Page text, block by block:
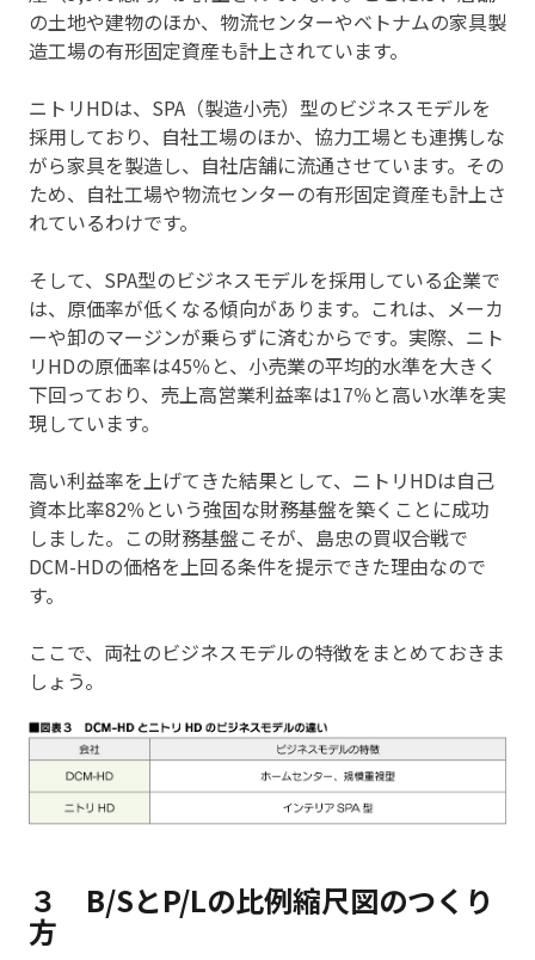
の土地や建物のほか、物流センターやベトナムの家具製
造工場の有形固定資産も計上されています。
ニトリHDは、SPA（製造小売）型のビジネスモデルを
採用しており、自社工場のほか、協力工場とも連携しな
がら家具を製造し、自社店舗に流通させています。その
ため、自社工場や物流センターの有形固定資産も計上さ
れているわけです。
そして、SPA型のビジネスモデルを採用している企業で
は、原価率が低くなる傾向があります。これは、メーカ
ーや卸のマージンが乗らずに済むからです。実際、ニト
リHDの原価率は45％と、小売業の平均的水準を大きく
下回っており、売上高営業利益率は17％と高い水準を実
現しています。
高い利益率を上げてきた結果として、ニトリHDは自己
資本比率82％という強固な財務基盤を築くことに成功
しました。この財務基盤こそが、島忠の買収合戦で
DCM-HDの価格を上回る条件を提示できた理由なので
す。
ここで、両社のビジネスモデルの特徴をまとめておきま
しょう。
３ B/SとP/Lの比例縮尺図のつくり
方